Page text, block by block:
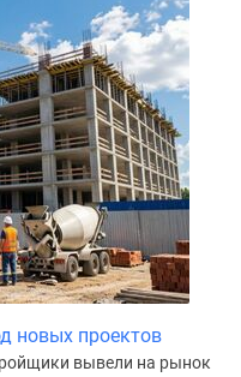
новых проектов
вывели на рынок